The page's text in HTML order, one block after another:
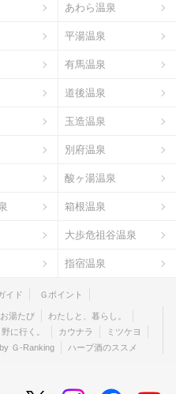
あわら温泉
平湯温泉
有馬温泉
道後温泉
玉造温泉
別府温泉
酸ヶ湯温泉
箱根温泉
大歩危祖谷温泉
指宿温泉
イド Ｇポイント
お湯たび
わたしと、暮らし。
野に行く。 カウナラ
ミツケヨ
Ｇ-Ranking ハーブ酒のススメ